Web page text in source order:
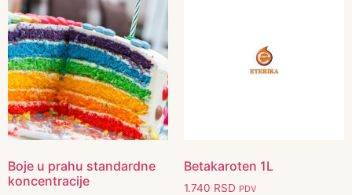
Boje u prahu standardne
koncentracije
Betakaroten 1L
1.740 RSD PDV